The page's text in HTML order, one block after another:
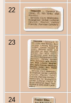
22
23
24